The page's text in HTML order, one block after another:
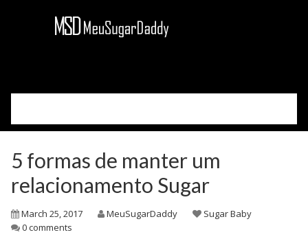
Acessar
Como Funciona
Sobre Nós
Blog
5 formas de manter um
relacionamento Sugar
March 25, 2017 MeuSugarDaddy
Sugar Baby
0 comments